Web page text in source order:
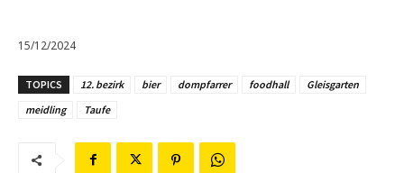
15/12/2024
TOPICS 12. bezirk bier dompfarrer foodhall
Gleisgarten
meidling
Taufe